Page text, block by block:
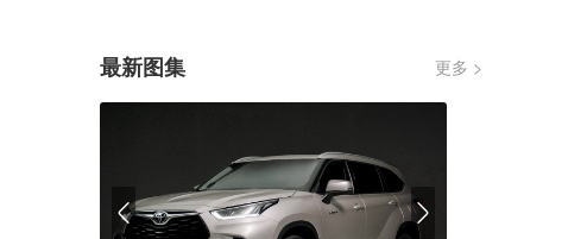
最新图集 更多 >